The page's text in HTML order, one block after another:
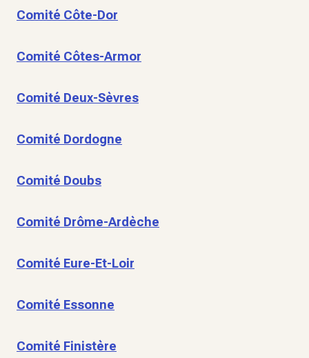
Comité Côte-Dor
Comité Côtes-Armor
Comité Deux-Sèvres
Comité Dordogne
Comité Doubs
Comité Drôme-Ardèche
Comité Eure-Et-Loir
Comité Essonne
Comité Finistère